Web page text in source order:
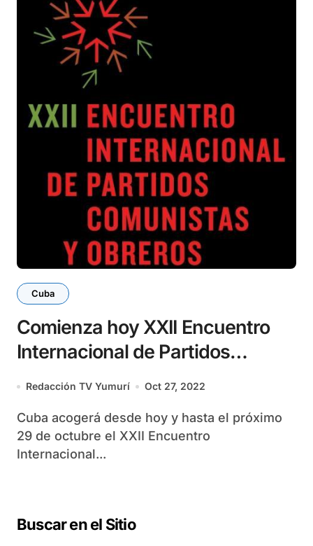
Cuba
Comienza hoy XXII Encuentro
Internacional de Partidos
Comunistas y Obreros
Redacción TV Yumurí Oct 27, 2022
Cuba acogerá desde hoy y hasta el próximo
29 de octubre el XXII Encuentro
Internacional...
Buscar en el Sitio